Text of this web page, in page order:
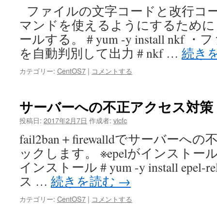
ファイルの文字コードと改行コ
マンドを使えるようにするため
ールする。 # yum -y install nkf ・
を自動判別して出力 # nkf … 続き
カテゴリー: CentOS7 | コメントする
サーバーへの不正アクセス対
投稿日: 2017年2月7日 作成者: vicfc
fail2ban＋firewalldでサーバーへの
ックします。 ※epelがインストー
インストール # yum -y install epel-
ス … 続きを読む →
カテゴリー: CentOS7 | コメントする